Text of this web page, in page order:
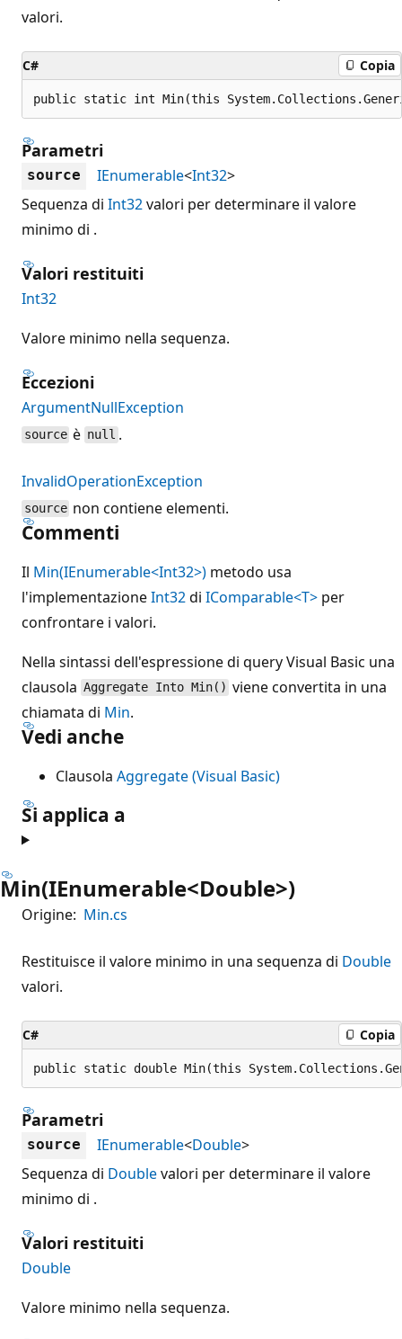
valori.
C# Copia
public static int Min(this
Parametri
source IEnumerable<Int32>
Sequenza di Int32valori per determinare il valore
minimo di .
Valori restituiti
Int32
Valore minimo nella sequenza.
Eccezioni
ArgumentNullException
source è null .
InvalidOperationException
source non contiene elementi.
Commenti
Il Min(IEnumerable<Int32>) metodo usa
l'implementazioneInt32di IComparable<T> per
confrontare i valori.
Nella sintassi dell'espressione di query Visual Basic una
clausola Aggregate Into Min() viene convertita in una
chiamata di Min.
Vedi anche
Clausola Aggregate (Visual Basic)
Si applica a
Min(IEnumerable<Double>)
Origine: Min.cs
Restituisce il valore minimo in una sequenza di Double
valori.
C# Copia
public static double Min(this
Parametri
source IEnumerable<Double>
Sequenza di Doublevalori per determinare il valore
minimo di .
Valori restituiti
Double
Valore minimo nella sequenza.